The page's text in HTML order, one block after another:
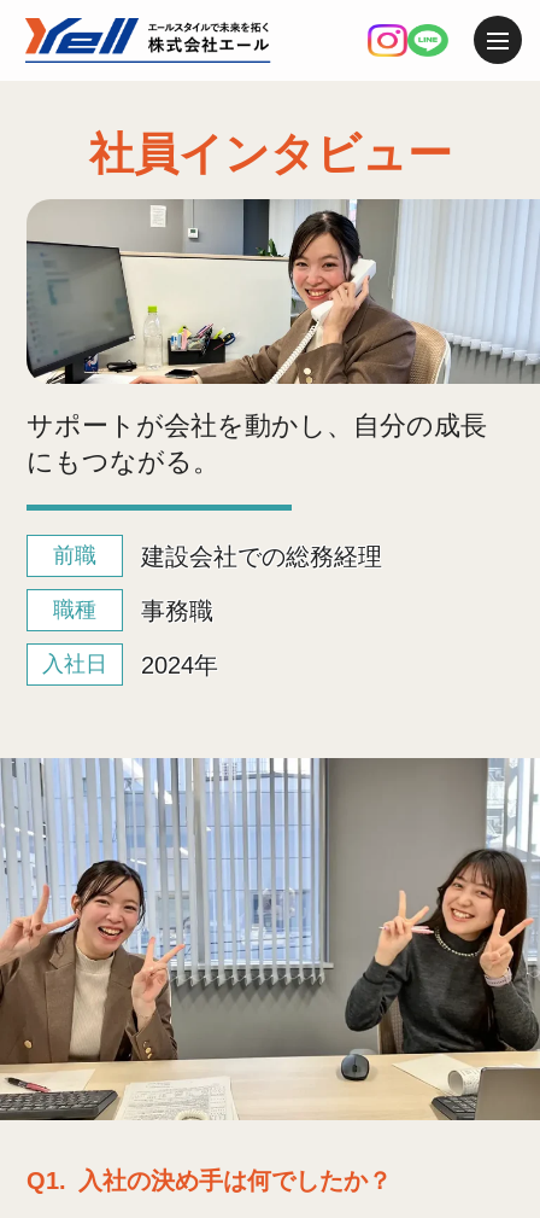
社員インタビュー
サポートが会社を動かし、自分の成長
にもつながる。
前職 建設会社での総務経理
職種 事務職
入社日 2024年
Q1. 入社の決め手は何でしたか？